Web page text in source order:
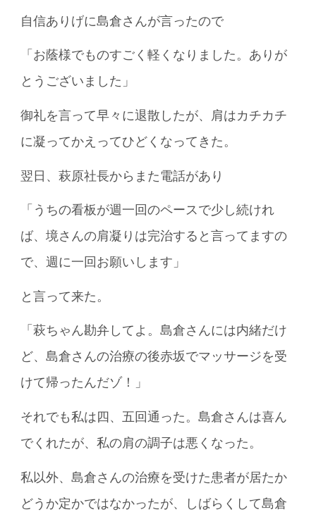
自信ありげに島倉さんが言ったので
「お蔭様でものすごく軽くなりました。ありが
とうございました」
御礼を言って早々に退散したが、肩はカチカチ
に凝ってかえってひどくなってきた。
翌日、萩原社長からまた電話があり
「うちの看板が週一回のペースで少し続けれ
ば、境さんの肩凝りは完治すると言ってますの
で、週に一回お願いします」
と言って来た。
「萩ちゃん勘弁してよ。島倉さんには内緒だけ
ど、島倉さんの治療の後赤坂でマッサージを受
けて帰ったんだゾ！」
それでも私は四、五回通った。島倉さんは喜ん
でくれたが、私の肩の調子は悪くなった。
私以外、島倉さんの治療を受けた患者が居たか
どうか定かではなかったが、しばらくして島倉